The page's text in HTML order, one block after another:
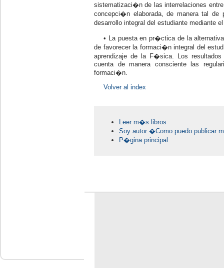
sistematizaci�n de las interrelaciones
concepci�n elaborada, de manera tal
desarrollo integral del estudiante mediante
• La puesta en pr�ctica de la
de favorecer la formaci�n integral del
aprendizaje de la F�sica. Los
cuenta de manera consciente las
formaci�n.
Volver al index
Leer m�s libros
Soy autor �Como puedo publicar
P�gina principal